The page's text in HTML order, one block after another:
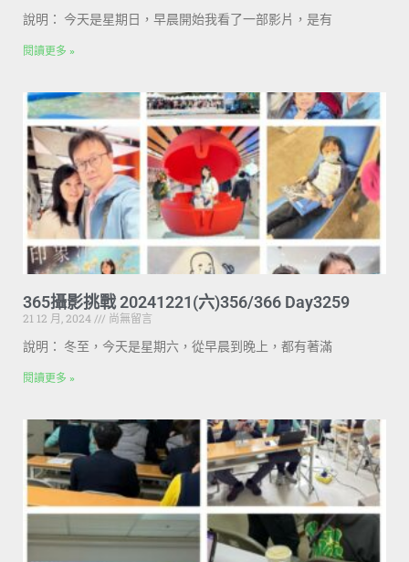
說明： 今天是星期日，早晨開始我看了一部影片，是有
閱讀更多 »
365攝影挑戰 20241221(六)356/366 Day3259
21 12 月, 2024
尚無留言
說明： 冬至，今天是星期六，從早晨到晚上，都有著滿
閱讀更多 »